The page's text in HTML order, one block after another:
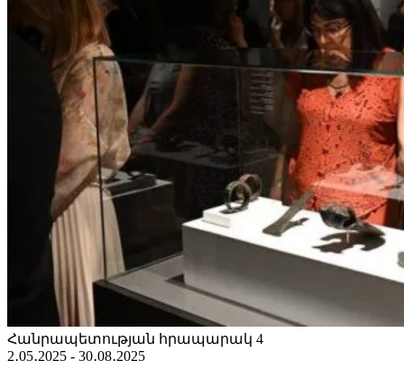
Հանրապետության հրապարակ 4
2․05․2025 - 30․08․2025